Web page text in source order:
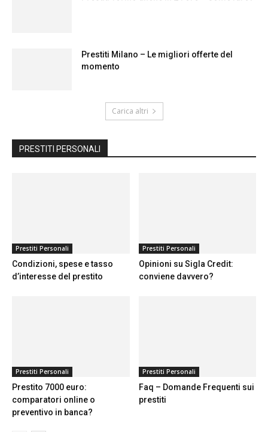
Prestiti Milano – Le migliori offerte del
momento
Carica altri
PRESTITI PERSONALI
Prestiti Personali
Condizioni, spese e tasso
d’interesse del prestito
Prestiti Personali
Opinioni su Sigla Credit:
conviene davvero?
Prestiti Personali
Prestito 7000 euro:
comparatori online o
preventivo in banca?
Prestiti Personali
Faq – Domande Frequenti sui
prestiti